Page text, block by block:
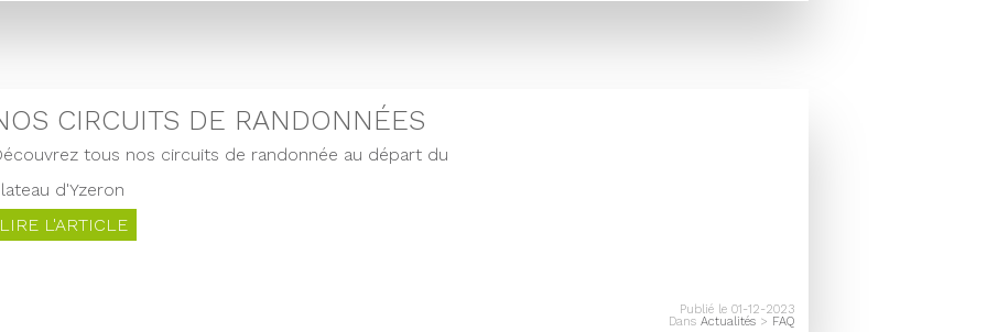
CIRCUITS DE RANDONNÉES
tous nos circuits de randonnée au départ du
d'Yzeron
LIRE L'ARTICLE
Publié le 01-12-2023
Dans Actualités > FAQ